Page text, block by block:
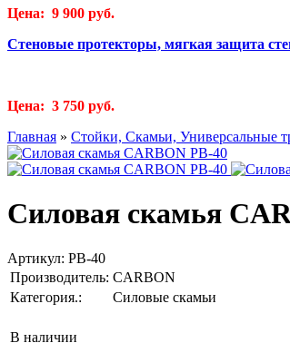
Цена: 9 900 руб.
Стеновые протекторы, мягкая защита
Цена: 3 750 руб.
Главная » Стойки, Скамьи, Универсальные
Силовая скамья
Артикул: PB-40
Производитель: CARBON
Категория.:
Силовые скамьи
В наличии